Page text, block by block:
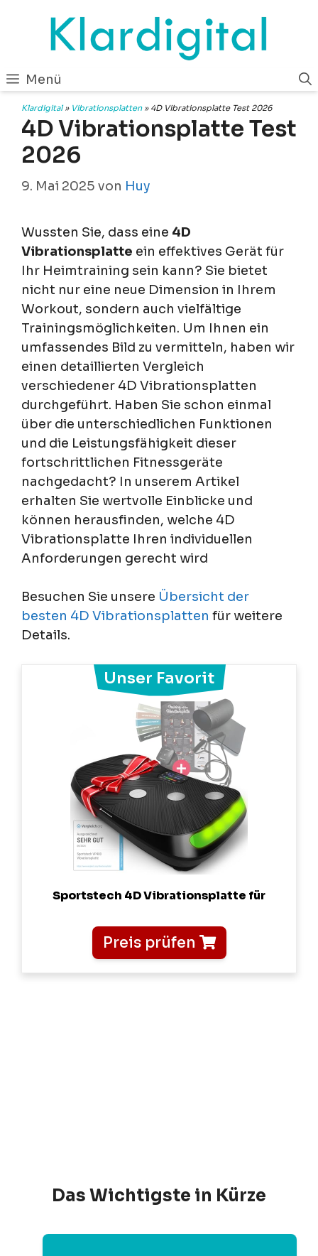
springen
Menü
Klardigital» Vibrationsplatten» 4D Vibrationsplatte Test 2026
4D Vibrationsplatte Test
2026
9. Mai 2025 von Huy
Wussten Sie, dass eine 4D
Vibrationsplatte ein effektives Gerät für
Ihr Heimtraining sein kann? Sie bietet
nicht nur eine neue Dimension in Ihrem
Workout, sondern auch vielfältige
Trainingsmöglichkeiten. Um Ihnen ein
umfassendes Bild zu vermitteln, haben wir
einen detaillierten Vergleich
verschiedener 4D Vibrationsplatten
durchgeführt. Haben Sie schon einmal
über die unterschiedlichen Funktionen
und die Leistungsfähigkeit dieser
fortschrittlichen Fitnessgeräte
nachgedacht? In unserem Artikel
erhalten Sie wertvolle Einblicke und
können herausfinden, welche 4D
Vibrationsplatte Ihren individuellen
Anforderungen gerecht wird
Besuchen Sie unsere Übersicht der
besten 4D Vibrationsplatten für weitere
Details.
Sportstech 4D Vibrationsplatte für
Preis prüfen
Das Wichtigste in Kürze